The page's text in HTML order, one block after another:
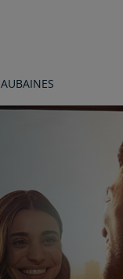
AUBAINES